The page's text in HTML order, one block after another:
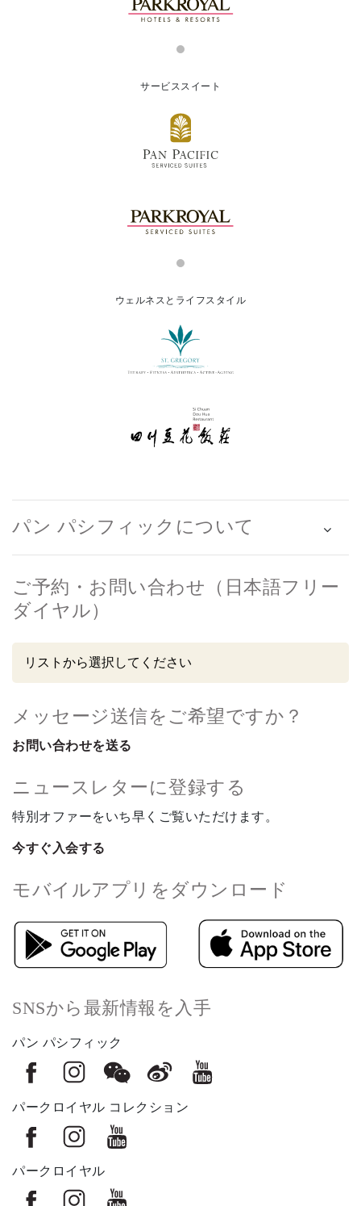
サービススイート
ウェルネスとライフスタイル
パン パシフィックについて
ご予約・お問い合わせ（日本語フリー
ダイヤル）
メッセージ送信をご希望ですか？
お問い合わせを送る
ニュースレターに登録する
特別オファーをいち早くご覧いただけます。
今すぐ入会する
モバイルアプリをダウンロード
SNSから最新情報を入手
パン パシフィック
パークロイヤル コレクション
パークロイヤル